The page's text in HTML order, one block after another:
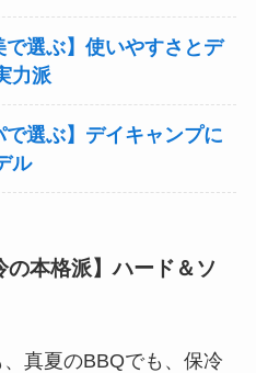
で選ぶ】使いやすさとデ
力派
で選ぶ】デイキャンプに
ル
本格派】ハード＆ソ
、真夏のBBQでも、保冷